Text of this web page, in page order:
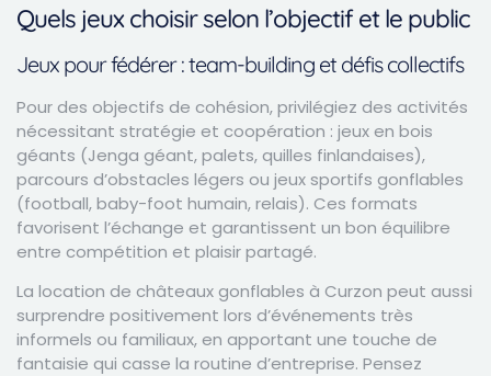
Quels jeux choisir selon l’objectif et le public
Jeux pour fédérer : team-building et défis collectifs
Pour des objectifs de cohésion, privilégiez des activités
nécessitant stratégie et coopération : jeux en bois
géants (Jenga géant, palets, quilles finlandaises),
parcours d’obstacles légers ou jeux sportifs gonflables
(football, baby-foot humain, relais). Ces formats
favorisent l’échange et garantissent un bon équilibre
entre compétition et plaisir partagé.
La location de châteaux gonflables à Curzon peut aussi
surprendre positivement lors d’événements très
informels ou familiaux, en apportant une touche de
fantaisie qui casse la routine d’entreprise. Pensez